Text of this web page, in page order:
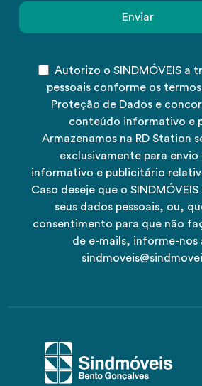
Autorizo o SINDMÓVEIS a
pessoais conforme os
Proteção de Dados e
conteúdo informativo e
Armazenamos na RD Station
exclusivamente para
informativo e publicitário
Caso deseje que o
seus dados pessoais, ou,
consentimento para que não
de e-mails, informe-nos